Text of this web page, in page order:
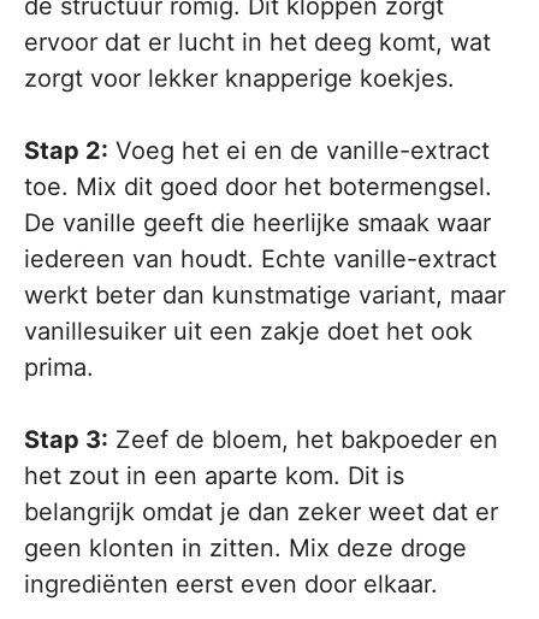
de structuur romig. Dit kloppen zorgt
ervoor dat er lucht in het deeg komt, wat
zorgt voor lekker knapperige koekjes.
Stap 2: Voeg het ei en de vanille-extract
toe. Mix dit goed door het botermengsel.
De vanille geeft die heerlijke smaak waar
iedereen van houdt. Echte vanille-extract
werkt beter dan kunstmatige variant, maar
vanillesuiker uit een zakje doet het ook
prima.
Stap 3: Zeef de bloem, het bakpoeder en
het zout in een aparte kom. Dit is
belangrijk omdat je dan zeker weet dat er
geen klonten in zitten. Mix deze droge
ingrediënten eerst even door elkaar.